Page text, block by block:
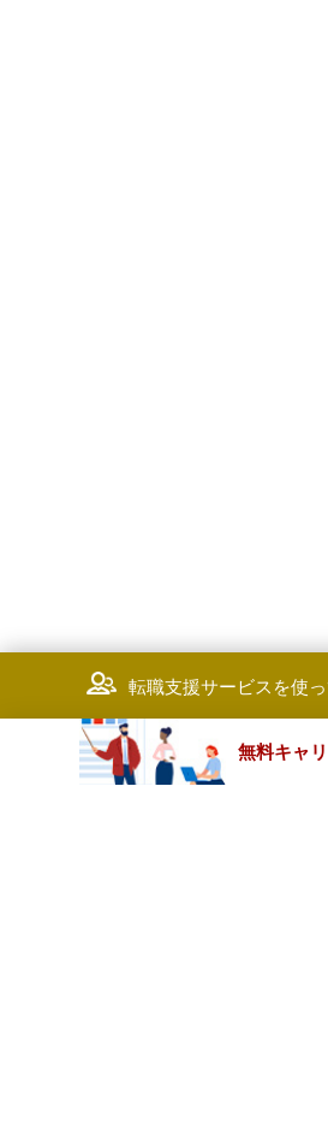
転職支援サービスを使っ
無料キャ